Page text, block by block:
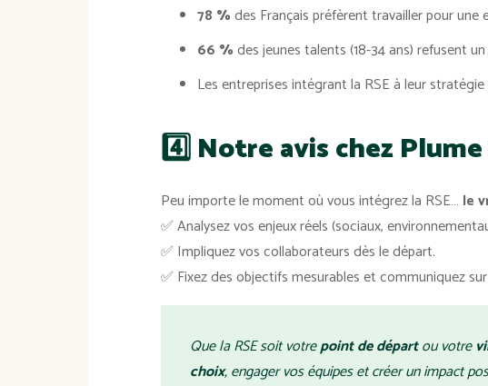
78 %des Français préfèrent travailler pour
66 %des jeunes talents (18-34 ans) refusent
Les entreprises intégrant la RSE à leur
4️⃣ Notre avis chez
Peu importe le moment où vous intégrez la RSE… le
✅ Analysez vos enjeux réels (sociaux,
✅ Impliquez vos collaborateurs dès le départ.
✅ Fixez des objectifs mesurables et communiquez
Que la RSE soit votrepoint de départou votre
choix, engager vos équipes et créer un impact